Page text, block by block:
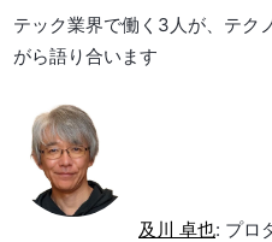
テック業界で働く3人が、テク
がら語り合います
及川 卓也: プロ